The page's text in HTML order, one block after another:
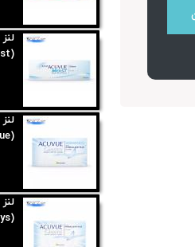
(Acuvue Moist)
(Acuvue)
(Acuvue Osasys)